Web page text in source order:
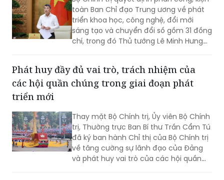
toàn Ban Chỉ đạo Trung ương về phát
triển khoa học, công nghệ, đổi mới
sáng tạo và chuyển đổi số gồm 31 đồng
chí, trong đó Thủ tướng Lê Minh Hưng
Phát huy đầy đủ vai trò, trách nhiệm của
các hội quần chúng trong giai đoạn phát
triển mới
Thay mặt Bộ Chính trị, Ủy viên Bộ Chính
trị, Thường trực Ban Bí thư Trần Cẩm Tú
đã ký ban hành Chỉ thị của Bộ Chính trị
về tăng cường sự lãnh đạo của Đảng
và phát huy vai trò của các hội quần